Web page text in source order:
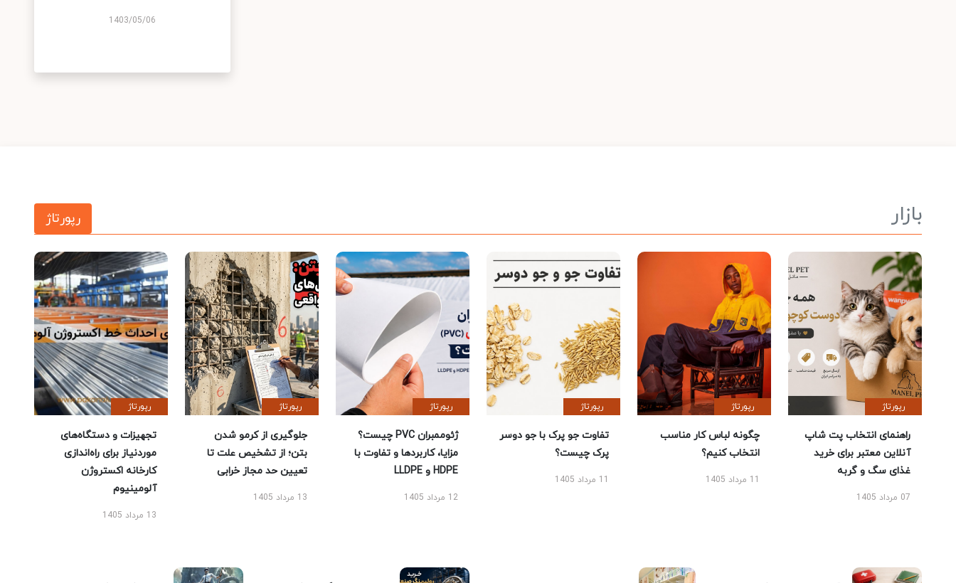
1403/05/06
بازار رپورتاژ
رپورتاژ
راهنمای انتخاب پت شاپ
آنلاین معتبر برای خرید
غذای سگ و گربه
07 مرداد 1405
رپورتاژ
چگونه لباس کار مناسب
انتخاب کنیم؟
11 مرداد 1405
رپورتاژ
تفاوت جو پرک با جو دوسر
پرک چیست؟
11 مرداد 1405
رپورتاژ
ژئوممبران PVC چیست؟
مزایا، کاربردها و تفاوت با
HDPE و LLDPE
12 مرداد 1405
رپورتاژ
جلوگیری از کرمو شدن
بتن؛ از تشخیص علت تا
تعیین حد مجاز خرابی
13 مرداد 1405
رپورتاژ
تجهیزات و دستگاه‌های
موردنیاز برای راه‌اندازی
کارخانه اکستروژن
آلومینیوم
13 مرداد 1405